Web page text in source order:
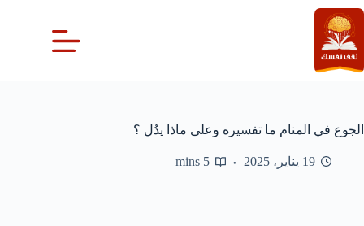
التجاوز
إلى
المحتوى
الجوع في المنام ما تفسيره وعلى ماذا يدُل ؟
19 يناير، 2025 5 mins